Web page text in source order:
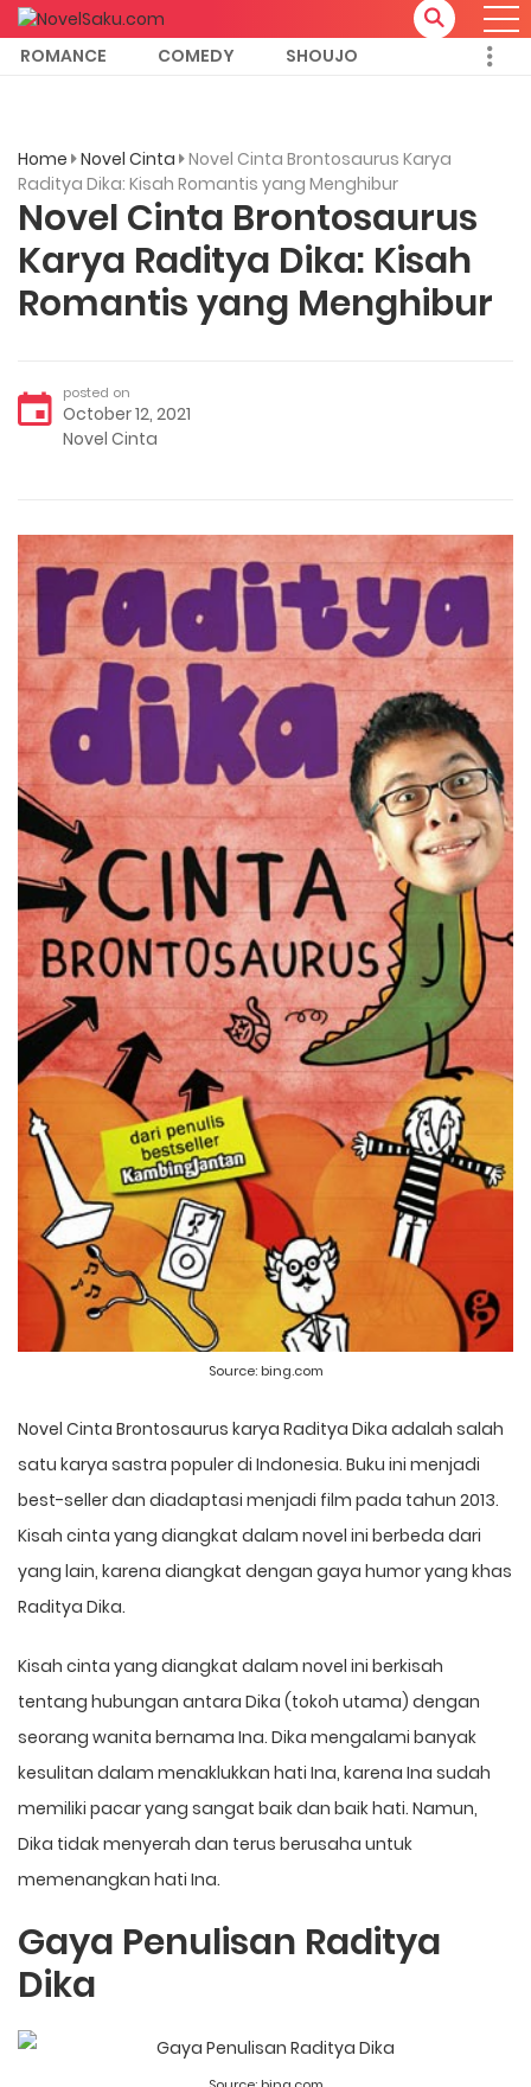
ROMANCE COMEDY SHOUJO
Home Novel Cinta Novel Cinta Brontosaurus Karya
Raditya Dika: Kisah Romantis yang Menghibur
Novel Cinta Brontosaurus
Karya Raditya Dika: Kisah
Romantis yang Menghibur
posted on
October 12, 2021
Novel Cinta
Source: bing.com
Novel Cinta Brontosaurus karya Raditya Dika adalah salah
satu karya sastra populer di Indonesia. Buku ini menjadi
best-seller dan diadaptasi menjadi film pada tahun 2013.
Kisah cinta yang diangkat dalam novel ini berbeda dari
yang lain, karena diangkat dengan gaya humor yang khas
Raditya Dika.
Kisah cinta yang diangkat dalam novel ini berkisah
tentang hubungan antara Dika (tokoh utama) dengan
seorang wanita bernama Ina. Dika mengalami banyak
kesulitan dalam menaklukkan hati Ina, karena Ina sudah
memiliki pacar yang sangat baik dan baik hati. Namun,
Dika tidak menyerah dan terus berusaha untuk
memenangkan hati Ina.
Gaya Penulisan Raditya
Dika